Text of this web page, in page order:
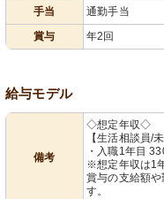
手当 通勤手当
賞与
年2回
給与モデル
備考
◇想定年収◇
【生活相談員/
・入職1年目
※想定年収は1
賞与の支給額
す。